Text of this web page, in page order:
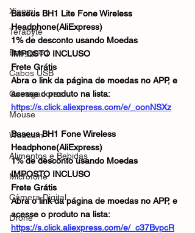
Xiaomi
Terabyte
Banggood
Cabos USB
Carregadores
Mouse
Webcam
Alimentos e Bebidas
Microfone
Câmera Digital
Drone
Baseus BH1 Lite Fone Wireless
Headphone(AliExpress)
1% de desconto usando Moedas
IMPOSTO INCLUSO
Frete Grátis
Abra o link da página de moedas no APP, e
acesse o produto na lista:
https://s.click.aliexpress.com/e/_oonNSXz
Baseus BH1 Fone Wireless
Headphone(AliExpress)
1% de desconto usando Moedas
IMPOSTO INCLUSO
Frete Grátis
Abra o link da página de moedas no APP, e
acesse o produto na lista:
https://s.click.aliexpress.com/e/_c37BvpcR